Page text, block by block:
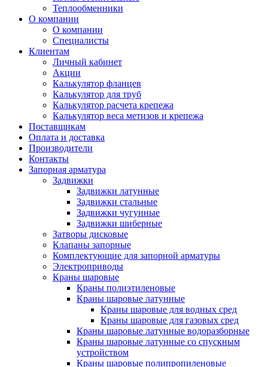
Теплообменники
О компании
О компании
Специалисты
Клиентам
Личный кабинет
Акции
Калькулятор фланцев
Калькулятор для труб
Калькулятор расчета крепежа
Калькулятор веса метизов и крепежа
Поставщикам
Оплата и доставка
Производители
Контакты
Запорная арматура
Задвижки
Задвижки латунные
Задвижки стальные
Задвижки чугунные
Задвижки шиберные
Затворы дисковые
Клапаны запорные
Комплектующие для запорной арматуры
Электроприводы
Краны шаровые
Краны полиэтиленовые
Краны шаровые латунные
Краны шаровые для водных сред
Краны шаровые для газовых сред
Краны шаровые латунные водоразборные
Краны шаровые латунные со спускным
устройством
Краны шаровые полипропиленовые